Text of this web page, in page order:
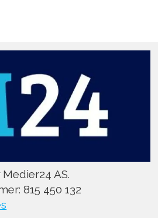
AS.
815 450 132